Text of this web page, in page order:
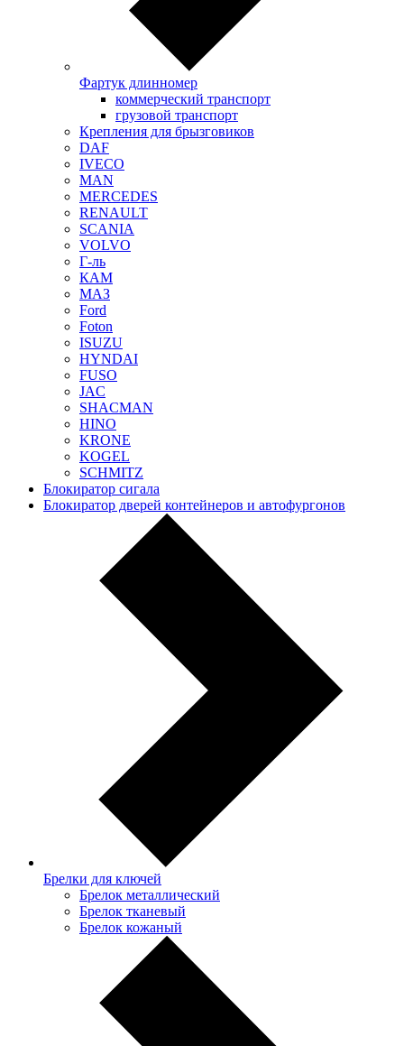
Фартук длинномер
коммерческий транспорт
грузовой транспорт
Крепления для брызговиков
DAF
IVECO
MAN
MERCEDES
RENAULT
SCANIA
VOLVO
Г-ль
КАМ
МАЗ
Ford
Foton
ISUZU
HYNDAI
FUSO
JAC
SHACMAN
HINO
KRONE
KOGEL
SCHMITZ
Блокиратор сигала
Блокиратор дверей контейнеров и автофургонов
Брелки для ключей
Брелок металлический
Брелок тканевый
Брелок кожаный